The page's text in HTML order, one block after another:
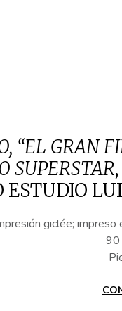
“EL GRAN
SUPERSTAR,
ESTUDIO
giclée;
90